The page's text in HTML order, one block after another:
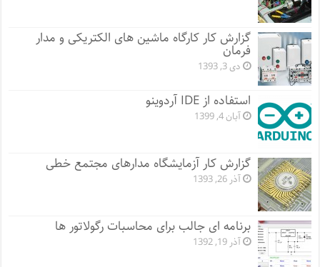
گزارش کار کارگاه ماشین های الکتریکی و مدار
فرمان
دی 3, 1393
استفاده از IDE آردوینو
آبان 4, 1399
گزارش کار آزمایشگاه مدارهای مجتمع خطی
آذر 26, 1393
برنامه ای جالب برای محاسبات رگولاتور ها
آذر 19, 1392